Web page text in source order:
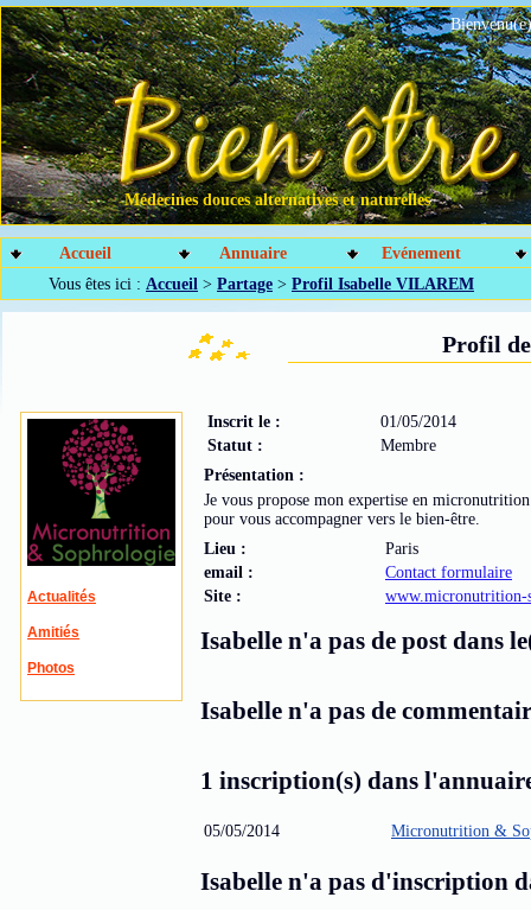
Médecines douces alternatives et naturelles
Accueil Annuaire
Evénement
Vous êtes ici : Accueil > Partage > Profil Isabelle VILAREM
Profil
Actualités
Amitiés
Photos
Inscrit le :
01/05/2014
Statut :
Membre
Présentation :
Je vous propose mon expertise en
pour vous accompagner vers le bien-être.
Lieu :
Paris
email :
Contact formulaire
Site :
www.micronutrition-
Isabelle n'a pas de post dans
Isabelle n'a pas de
1 inscription(s) dans
05/05/2014 Micronutrition &
Isabelle n'a pas d'inscription